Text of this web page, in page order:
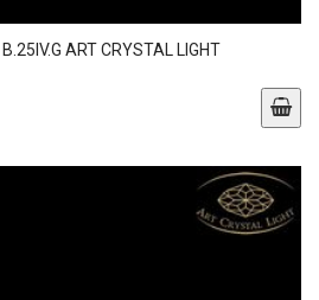
ART CRYSTAL LIGHT